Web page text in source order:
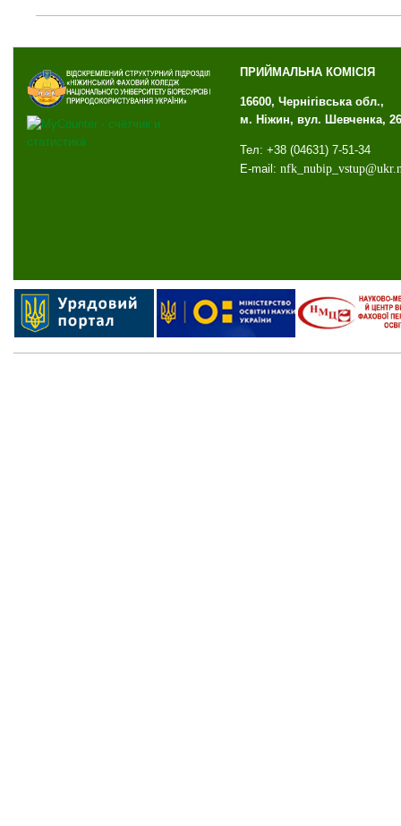
ПРИЙМАЛЬНА КОМІСІЯ
16600, Чернігівська обл.,
м. Ніжин, вул. Шевченка, 26
Тел: +38 (04631) 7-51-34
E-mail: nfk_ nubip_ vstup@ukr.